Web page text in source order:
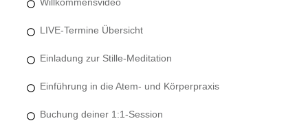
LIVE-Termine Übersicht
Einladung zur Stille-Meditation
Einführung in die Atem- und Körperpraxis
Buchung deiner 1:1-Session